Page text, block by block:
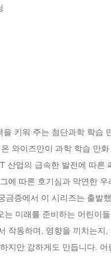
키워 주는 첨단과학 학습
와이즈만이 과학 학습 만
산업의 급속한 발전에 따
에 따른 호기심과 막연한
금증에서 이 시리즈는 출발
는 미래를 준비하는 어린
작동하며, 영향을 끼치는
지만 강하게도 만듭니다.